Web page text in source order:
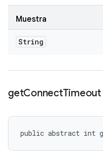
Muestra
String
getConnectTimeout
public abstract int